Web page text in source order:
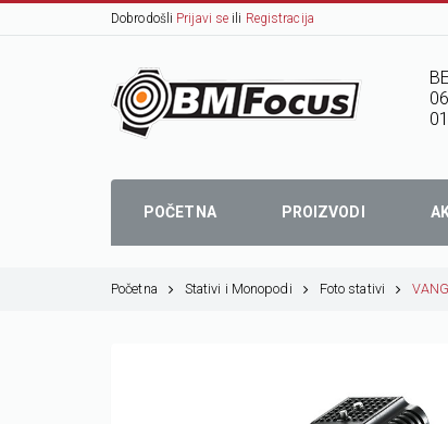
Dobrodošli Prijavi se ili Registracija
POČETNA PROIZVODI
Početna Stativi i Monopodi Foto stativi